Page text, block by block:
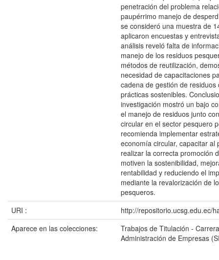
penetración del problema
paupérrimo manejo de
se consideró una muestra de
aplicaron encuestas y
análisis reveló falta de
manejo de los residuos
métodos de reutilización,
necesidad de capacitaciones
cadena de gestión de residuos
prácticas sostenibles.
investigación mostró un bajo
el manejo de residuos junto
circular en el sector pesquero
recomienda implementar
economía circular, capacitar al
realizar la correcta promoción
motiven la sostenibilidad,
rentabilidad y reduciendo el
mediante la revalorización de
pesqueros.
URI :
http://repositorio.ucsg.edu.ec/
Aparece en las colecciones:
Trabajos de Titulación -
Administración de Empresas